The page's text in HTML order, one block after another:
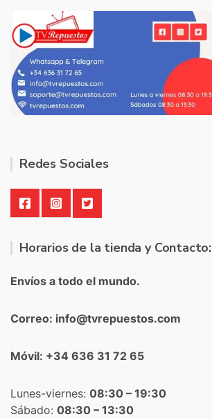
Redes Sociales
Horarios de la tienda y Contacto:
Envíos a todo el mundo.
Correo: info@tvrepuestos.com
Móvil: +34 636 31 72 65
Lunes-viernes: 08:30 – 19:30
Sábado: 08:30 – 13:30